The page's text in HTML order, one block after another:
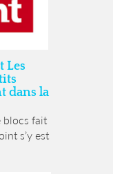
Les
dans la
blocs fait
s’y est